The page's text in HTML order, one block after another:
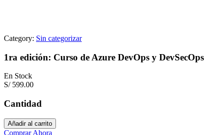
Category: Sin categorizar
1ra edición: Curso de Azure DevOps y DevSecOps
En Stock
S/599.00
Cantidad
Añadir al carrito
Comprar Ahora